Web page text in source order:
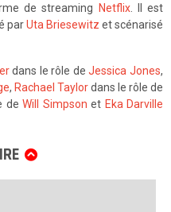
de streaming
Netflix. Il est
parUta Briesewitz et scénarisé
dans le rôle deJessica Jones,
, Rachael Taylordans le rôle de
de Will Simpson et Eka Darville